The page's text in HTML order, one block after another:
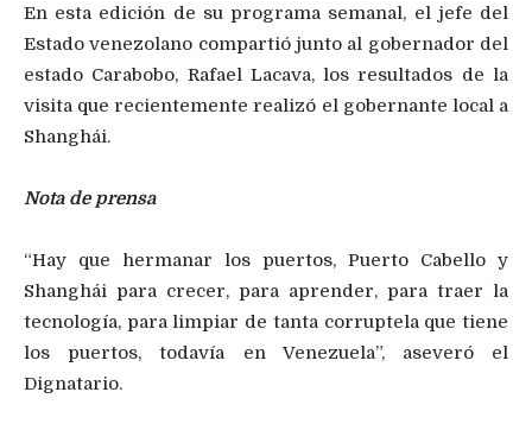
En esta edición de su programa semanal, el jefe del
Estado venezolano compartió junto al gobernador del
estado Carabobo, Rafael Lacava, los resultados de la
visita que recientemente realizó el gobernante local a
Shanghái.
Nota de prensa
“Hay que hermanar los puertos, Puerto Cabello y
Shanghái para crecer, para aprender, para traer la
tecnología, para limpiar de tanta corruptela que tiene
los puertos, todavía en Venezuela”, aseveró el
Dignatario.